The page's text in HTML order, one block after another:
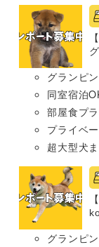
グランピ
同室宿泊
部屋食プ
プライベ
超大型犬
グランピ